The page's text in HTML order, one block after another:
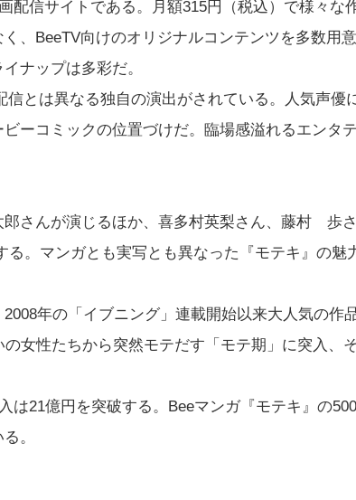
配信サイトである。月額315円（税込）で様々な
、BeeTV向けのオリジナルコンテンツを多数用意
ナップは多彩だ。
とは異なる独自の演出がされている。人気声優
ーコミックの位置づけだ。臨場感溢れるエンタテ
さんが演じるほか、喜多村英梨さん、藤村 歩さ
。マンガとも実写とも異なった『モテキ』の魅
年の「イブニング」連載開始以来大人気の作
女性たちから突然モテだす「モテ期」に突入、
21億円を突破する。Beeマンガ『モテキ』の500
。